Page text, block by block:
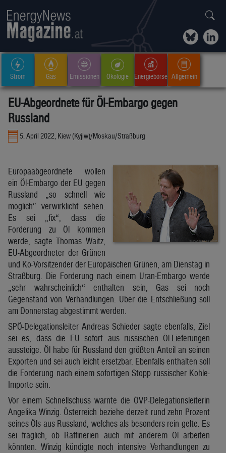
Strom Gas Emissionen Ökologie Energiebörse Allgemein
EU-Abgeordnete für Öl-Embargo gegen
Russland
5. April 2022, Kiew (Kyjiw)/Moskau/Straßburg
Europaabgeordnete wollen
ein Öl-Embargo der EU gegen
Russland „so schnell wie
möglich“ verwirklicht sehen.
Es sei „fix“, dass die
Forderung zu Öl kommen
werde, sagte Thomas Waitz,
EU-Abgeordneter der Grünen
und Ko-Vorsitzender der Europäischen Grünen, am Dienstag in
Straßburg. Die Forderung nach einem Uran-Embargo werde
„sehr wahrscheinlich“ enthalten sein, Gas sei noch
Gegenstand von Verhandlungen. Über die Entschließung soll
am Donnerstag abgestimmt werden.
SPÖ-Delegationsleiter Andreas Schieder sagte ebenfalls, Ziel
sei es, dass die EU sofort aus russischen Öl-Lieferungen
aussteige. Öl habe für Russland den größten Anteil an seinen
Exporten und sei auch leicht ersetzbar. Ebenfalls enthalten soll
die Forderung nach einem sofortigen Stopp russischer Kohle-
Importe sein.
Vor einem Schnellschuss warnte die ÖVP-Delegationsleiterin
Angelika Winzig. Österreich beziehe derzeit rund zehn Prozent
seines Öls aus Russland, welches als besonders rein gelte. Es
sei fraglich, ob Raffinerien auch mit anderem Öl arbeiten
könnten. Winzig kündigte noch intensive Verhandlungen zu